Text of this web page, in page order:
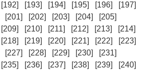
[192] [193] [194] [195] [196]
[197]
[201] [202] [203] [204]
[205]
[209] [210] [211] [212] [213]
[214]
[218] [219] [220] [221] [222]
[223]
[227] [228] [229] [230]
[231]
[235] [236] [237] [238] [239]
[240]